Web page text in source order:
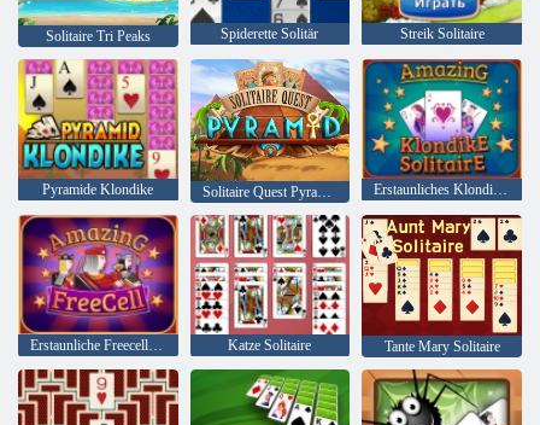
Solitaire Tri Peaks Spiderette Solitär Streik Solitaire
Pyramide Klondike Solitaire Quest Pyramide Erstaunliches Klondike Solitaire
Erstaunliche Freecell Solitaire Katze Solitaire Tante Mary Solitaire